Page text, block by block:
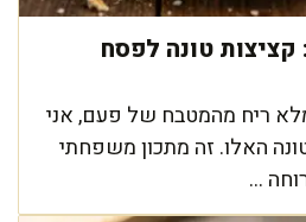
קציצות טונה לפסח
ריח מהמטבח של פעם, אני
האלו. זה מתכון משפחתי
...